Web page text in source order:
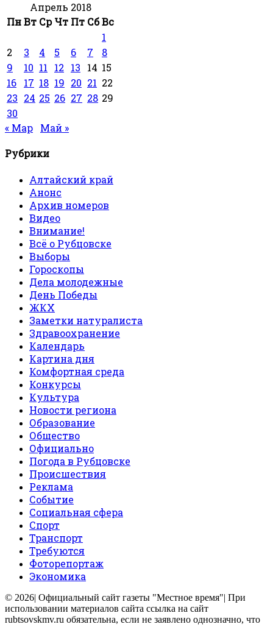
Апрель 2018
ПнВт Ср Чт Пт СбВс
1
2
3 4 5 6 7
8
9
10 11 12 13 14 15
16
17 18 19 20 21 22
23 24 25 26 27 28 29
30
« Мар
Май »
Рубрики
Алтайский край
Анонс
Архив номеров
Видео
Внимание!
Всё о Рубцовске
Выборы
Гороскопы
Дела молодежные
День Победы
ЖКХ
Заметки натуралиста
Здравоохранение
Календарь
Картина дня
Комфортная среда
Конкурсы
Культура
Новости региона
Образование
Общество
Официально
Погода в Рубцовске
Происшествия
Реклама
Событие
Социальная сфера
Спорт
Транспорт
Требуются
Фоторепортаж
Экономика
© 2026| Официальный сайт газеты "Местное время"| При
использовании материалов сайта ссылка на сайт
rubtsovskmv.ru обязательна, если не заявлено однозначно, что